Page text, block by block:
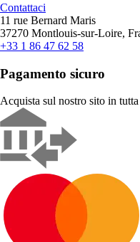
Contattaci
11 rue Bernard Maris
37270 Montlouis-sur-Loire,
+33 1 86 47 62 58
Pagamento sicuro
Acquista sul nostro sito in tutta